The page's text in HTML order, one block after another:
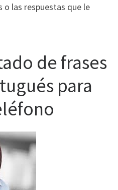
o las respuestas que le
de frases
para